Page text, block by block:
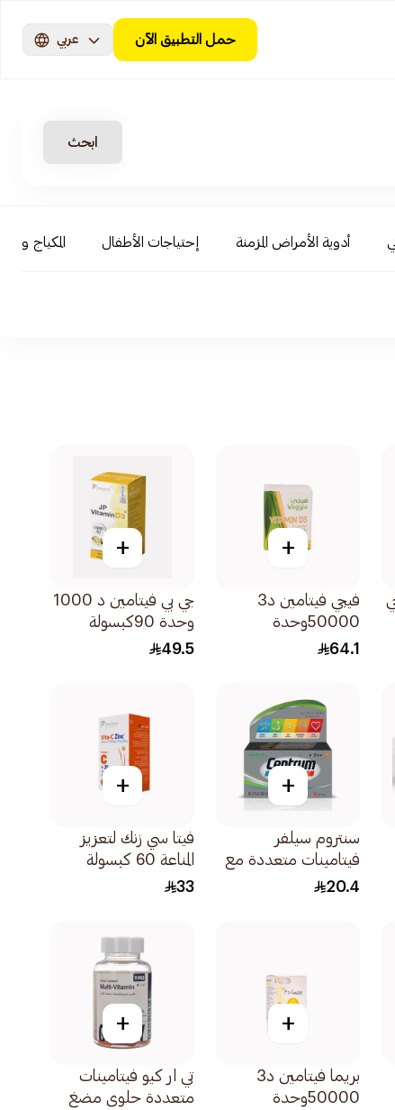
حمل التطبيق الآن عربي
ابحث
أدوية الأمراض المزمنة إحتياجات الأطفال المكياج و
+
فيجي فيتامين د3
50000وحدة
20كبسولة
64.1
+
جي بي فيتامين د 1000
وحدة 90كبسولة
49.5
+
سنتروم سيلفر
فيتامينات متعددة مع
لوتين 30قطعة
20.4
+
فيتا سي زنك لتعزيز
المناعة 60 كبسولة
33
+
بريما فيتامين د3
50000وحدة
+
تي ار كيو فيتامينات
متعددة حلوى مضغ